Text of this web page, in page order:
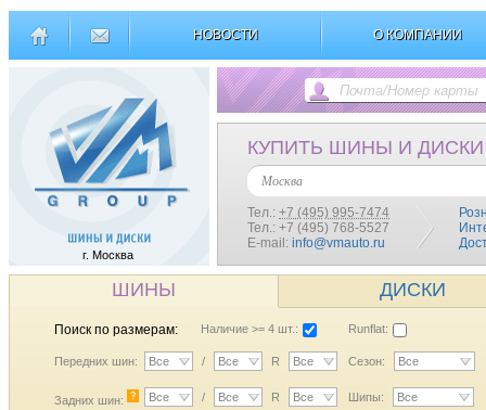
НОВОСТИ О КОМПАНИИ
г. Москва
КУПИТЬ ШИНЫ И ДИСКИ
Москва
Тел.: +7 (495) 995-7474
Тел.: +7 (495) 768-5527
E-mail: info@vmauto.ru
ШИНЫ ДИСКИ
Поиск по размерам: Наличие >= 4 шт.: Runflat:
Передних шин: Все / Все R Все Сезон: Все
Задних шин: ? Все / Все R Все Шипы: Все